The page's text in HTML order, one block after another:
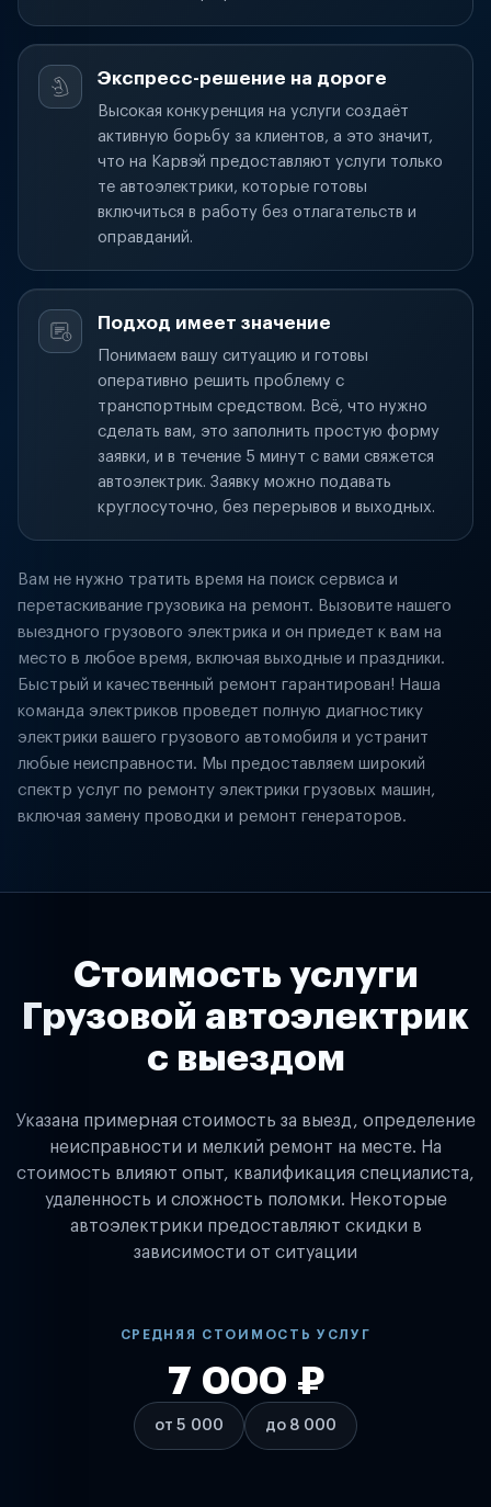
Экспресс-решение на дороге
Высокая конкуренция на услуги создаёт
активную борьбу за клиентов, а это значит,
что на Карвэй предоставляют услуги только
те автоэлектрики, которые готовы
включиться в работу без отлагательств и
оправданий.
Подход имеет значение
Понимаем вашу ситуацию и готовы
оперативно решить проблему с
транспортным средством. Всё, что нужно
сделать вам, это заполнить простую форму
заявки, и в течение 5 минут с вами свяжется
автоэлектрик. Заявку можно подавать
круглосуточно, без перерывов и выходных.
Вам не нужно тратить время на поиск сервиса и
перетаскивание грузовика на ремонт. Вызовите нашего
выездного грузового электрика и он приедет к вам на
место в любое время, включая выходные и праздники.
Быстрый и качественный ремонт гарантирован! Наша
команда электриков проведет полную диагностику
электрики вашего грузового автомобиля и устранит
любые неисправности. Мы предоставляем широкий
спектр услуг по ремонту электрики грузовых машин,
включая замену проводки и ремонт генераторов.
Стоимость услуги
Грузовой автоэлектрик
с выездом
Указана примерная стоимость за выезд, определение
неисправности и мелкий ремонт на месте. На
стоимость влияют опыт, квалификация специалиста,
удаленность и сложность поломки. Некоторые
автоэлектрики предоставляют скидки в
зависимости от ситуации
СРЕДНЯЯ СТОИМОСТЬ УСЛУГ
от 5 000
7 000 ₽
до 8 000